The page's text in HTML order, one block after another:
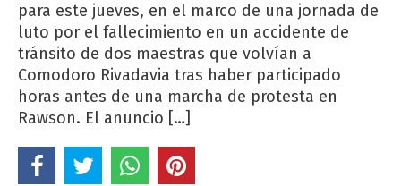
para este jueves, en el marco de una jornada de
luto por el fallecimiento en un accidente de
tránsito de dos maestras que volvían a
Comodoro Rivadavia tras haber participado
horas antes de una marcha de protesta en
Rawson. El anuncio […]